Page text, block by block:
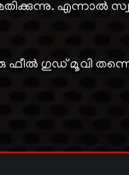
എന്നാല്‍
ഫീല്‍ ഗുഡ് മൂവി